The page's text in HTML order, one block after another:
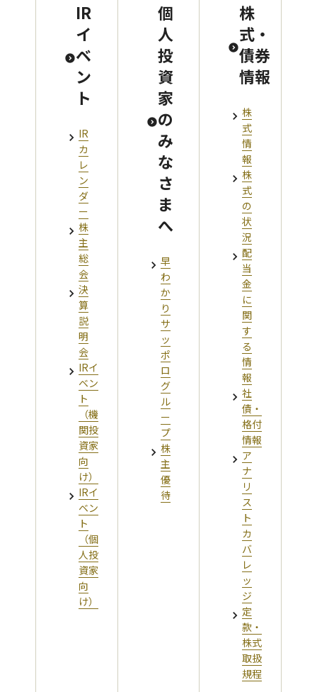
IR
イ
ベ
ン
ト
IR
カ
レ
ン
ダ
ー
株
主
総
会
決
算
説
明
会
IRイ
ベン
ト
（機
関投
資家
向
け）
IRイ
ベン
ト
（個
人投
資家
向
け）
個
人
投
資
家
の
み
な
さ
ま
へ
早
わ
か
り
サ
ッ
ポ
ロ
グ
ル
ー
プ
株
主
優
待
株
式・
債券
情報
株
式
情
報
株
式
の
状
況
配
当
金
に
関
す
る
情
報
社
債・
格付
情報
ア
ナ
リ
ス
ト
カ
バ
レ
ッ
ジ
定
款・
株式
取扱
規程